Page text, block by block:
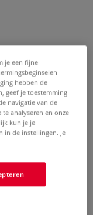
○ 3-
je een fijne
hebben de
geef je toestemming
navigatie van de
analyseren en onze
kun je je
in de instellingen. Je